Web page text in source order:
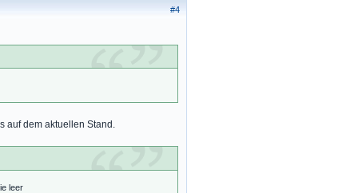
#4
auf dem aktuellen Stand.
leer